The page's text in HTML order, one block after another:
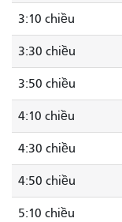
3:10 chiều
3:30 chiều
3:50 chiều
4:10 chiều
4:30 chiều
4:50 chiều
5:10 chiều